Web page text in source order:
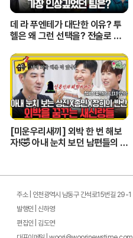
데 라 푸엔테가 대단한 이유? 투
헬은 왜 그런 선택을? 전술로 보
[미운우리새끼] 외박 한 번 해보
자!🤣 아내 눈치 보던 남편들의 깜
주소 | 인천광역시 남동구 간석로15번길 29-1
발행인 | 신하영
편집인 | 김도연